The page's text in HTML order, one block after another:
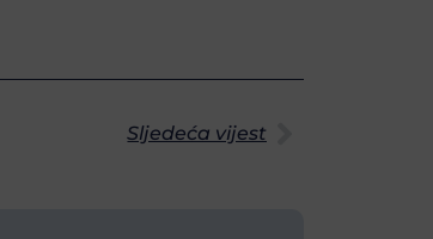
Sljedeća vijest